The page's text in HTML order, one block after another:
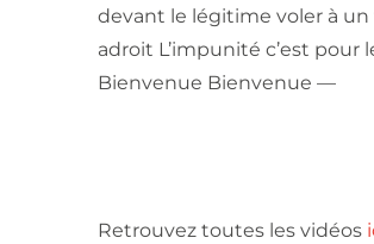
devant le légitime voler à un
adroit L’impunité c’est pour
Bienvenue Bienvenue —
Retrouvez toutes les vidéos